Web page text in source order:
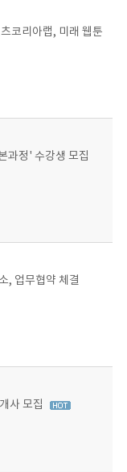
코리아랩, 미래 웹툰
과정' 수강생 모집
, 업무협약 체결
사 모집